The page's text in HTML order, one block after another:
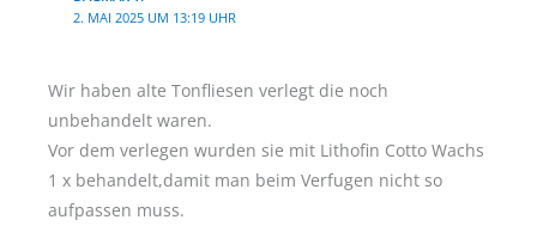
2. MAI 2025 UM 13:19 UHR
Wir haben alte Tonfliesen verlegt die noch
unbehandelt waren.
Vor dem verlegen wurden sie mit Lithofin Cotto Wachs
1 x behandelt,damit man beim Verfugen nicht so
aufpassen muss.